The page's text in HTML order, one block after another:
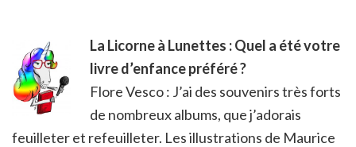
La Licorne à Lunettes : Quel a été votre
livre d’enfance préféré ?
Flore Vesco : J’ai des souvenirs très forts
de nombreux albums, que j’adorais
feuilleter et refeuilleter. Les illustrations de Maurice